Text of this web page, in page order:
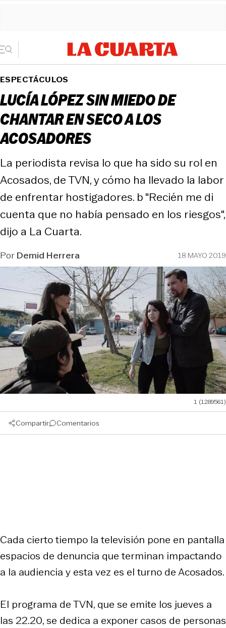
ESPECTÁCULOS
LUCÍA LÓPEZ SIN MIEDO DE
CHANTAR EN SECO A LOS
ACOSADORES
La periodista revisa lo que ha sido su rol en
Acosados, de TVN, y cómo ha llevado la labor
de enfrentar hostigadores. b "Recién me di
cuenta que no había pensado en los riesgos",
dijo a La Cuarta.
PorDemid Herrera 18 MAYO 2019
1 (1289561)
Compartir Comentarios
Cada cierto tiempo la televisión pone en pantalla
espacios de denuncia que terminan impactando
a la audiencia y esta vez es el turno de Acosados.
El programa de TVN, que se emite los jueves a
las 22.20, se dedica a exponer casos de personas